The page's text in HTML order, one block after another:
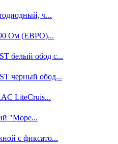
ч...
Ом (ЕВРО)...
белый обод с...
черный обод...
LiteCruis...
"Море...
с фиксато...